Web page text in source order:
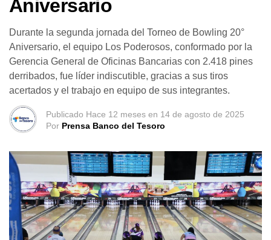
Aniversario
Durante la segunda jornada del Torneo de Bowling 20°
Aniversario, el equipo Los Poderosos, conformado por la
Gerencia General de Oficinas Bancarias con 2.418 pines
derribados, fue líder indiscutible, gracias a sus tiros
acertados y el trabajo en equipo de sus integrantes.
Publicado Hace 12 meses en 14 de agosto de 2025
Por Prensa Banco del Tesoro